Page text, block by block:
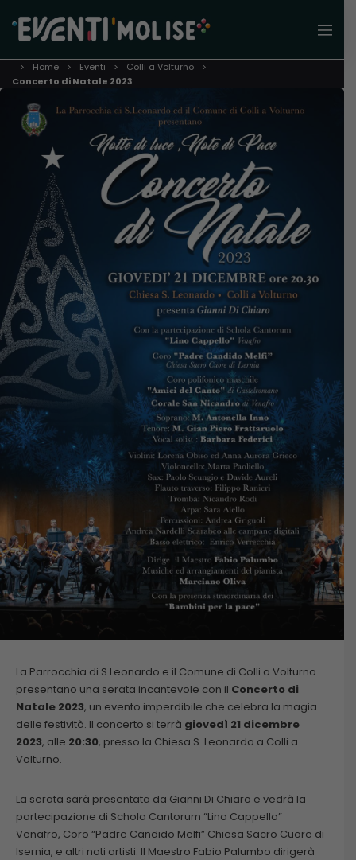
Home Eventi
Colli a Volturno
Concerto di Natale 2023
La Parrocchia di S.Leonardo e il Comune di Colli a Volturno
presentano una serata incantevole con il Concerto di
Natale 2023, un evento imperdibile che celebra la magia
delle festività. Il concerto si terrà giovedì 21 dicembre
2023, alle 20:30, presso la Chiesa S. Leonardo a Colli a
Volturno.
La serata sarà presentata da Gianni Di Chiaro e vedrà la
partecipazione di Schola Cantorum “Lino Cappello”
Venafro, Coro “Padre Candido Melfi” Chiesa Sacro Cuore di
Isernia, e altri noti artisti. Il Maestro Fabio Palumbo dirigerà